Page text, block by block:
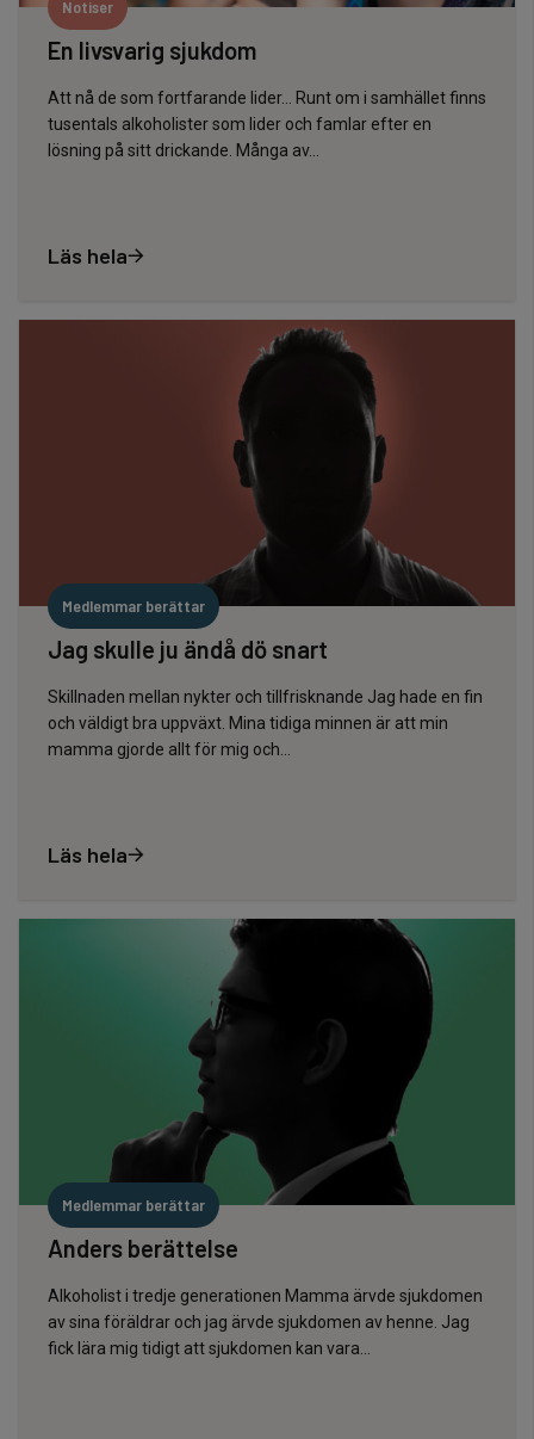
Notiser
En livsvarig sjukdom
Att nå de som fortfarande lider… Runt om i samhället finns
tusentals alkoholister som lider och famlar efter en
lösning på sitt drickande. Många av…
Läs hela
Medlemmar berättar
Jag skulle ju ändå dö snart
Skillnaden mellan nykter och tillfrisknande Jag hade en fin
och väldigt bra uppväxt. Mina tidiga minnen är att min
mamma gjorde allt för mig och…
Läs hela
Medlemmar berättar
Anders berättelse
Alkoholist i tredje generationen Mamma ärvde sjukdomen
av sina föräldrar och jag ärvde sjukdomen av henne. Jag
fick lära mig tidigt att sjukdomen kan vara…